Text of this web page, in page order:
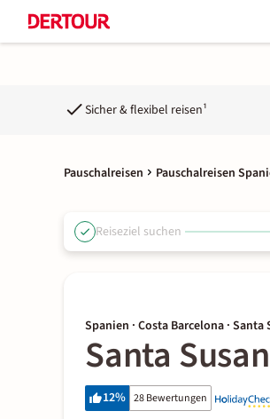
Sicher & flexibel reisen¹
Pauschalreisen Pauschalreisen
Reiseziel suchen
Spanien · Costa Barcelona · Santa
Santa
12% 28 Bewertungen